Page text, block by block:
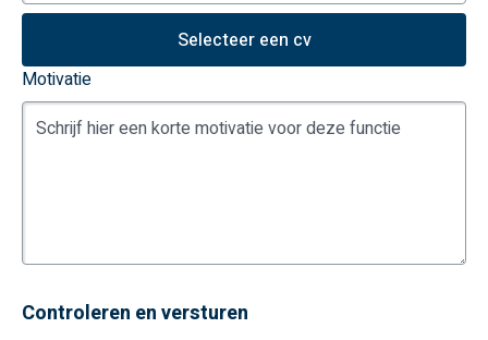
Selecteer een cv
Motivatie
Controleren en versturen